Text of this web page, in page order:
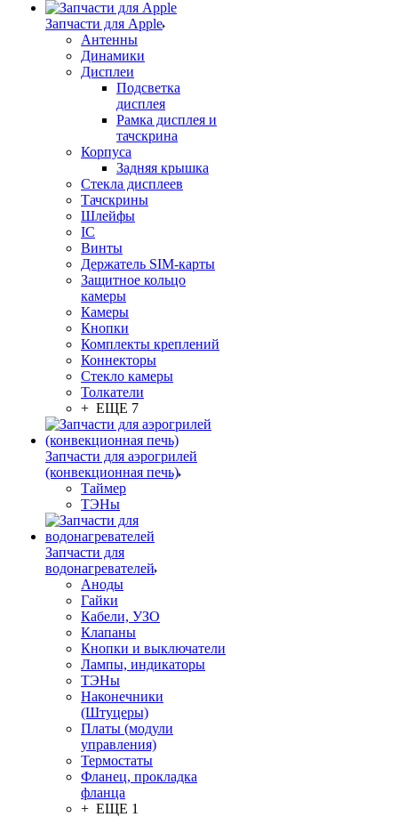
Запчасти для Apple
Антенны
Динамики
Дисплеи
Подсветка
дисплея
Рамка дисплея и
тачскрина
Корпуса
Задняя крышка
Стекла дисплеев
Тачскрины
Шлейфы
IC
Винты
Держатель SIM-карты
Защитное кольцо
камеры
Камеры
Кнопки
Комплекты креплений
Коннекторы
Стекло камеры
Толкатели
+ ЕЩЕ 7
Запчасти для аэрогрилей
(конвекционная печь)
Таймер
ТЭНы
Запчасти для
водонагревателей
Аноды
Гайки
Кабели, УЗО
Клапаны
Кнопки и выключатели
Лампы, индикаторы
ТЭНы
Наконечники
(Штуцеры)
Платы (модули
управления)
Термостаты
Фланец, прокладка
фланца
+ ЕЩЕ 1